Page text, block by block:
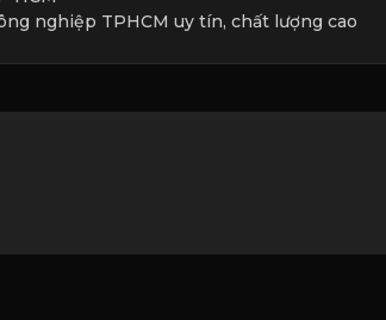
nghiệp TPHCM uy tín, chất lượng cao